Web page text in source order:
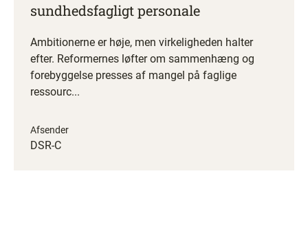
sundhedsfagligt personale
Ambitionerne er høje, men virkeligheden halter
efter. Reformernes løfter om sammenhæng og
forebyggelse presses af mangel på faglige
ressourc...
Afsender
DSR-C